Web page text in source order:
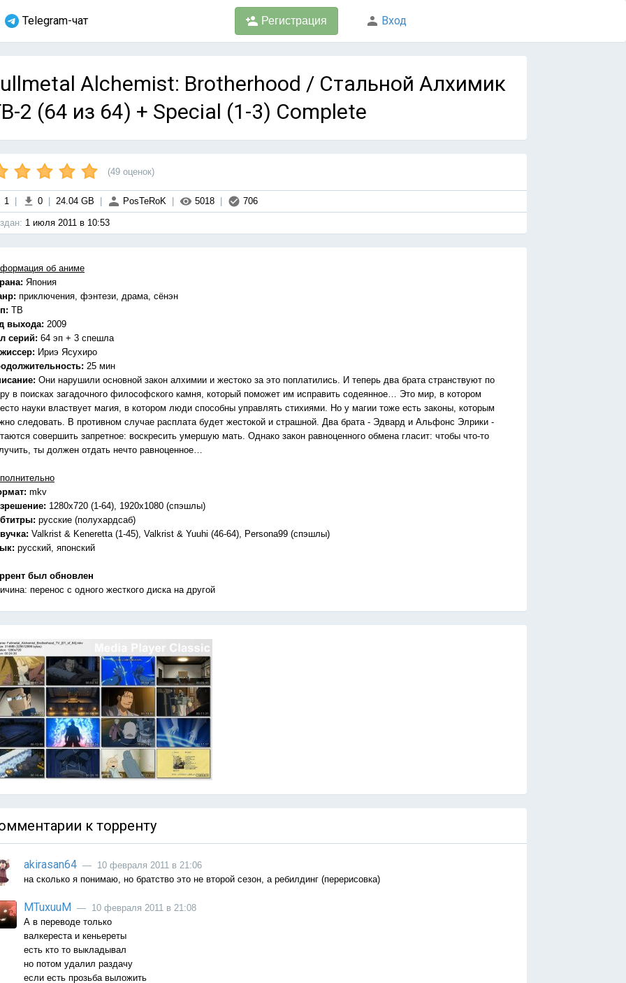
Telegram-чат Регистрация Вход
Alchemist: Brotherhood / Стальной Алхимик
2 (64 из 64) + Special (1-3) Complete
(49 оценок)
1 0 24.04 GB PosTeRoK 5018 706
1 июля 2011 в 10:53
об аниме
Япония
приключения, фэнтези, драма, сёнэн
ТВ
выхода: 2009
серий: 64 эп + 3 спешла
Ириэ Ясухиро
25 мин
Они нарушили основной закон алхимии и жестоко за это поплатились. И теперь два брата странствуют по
в поисках загадочного философского камня, который поможет им исправить содеянное… Это мир, в котором
науки властвует магия, в котором люди способны управлять стихиями. Но у магии тоже есть законы, которым
следовать. В противном случае расплата будет жестокой и страшной. Два брата - Эдвард и Альфонс Элрики -
совершить запретное: воскресить умершую мать. Однако закон равноценного обмена гласит: чтобы что-то
ты должен отдать нечто равноценное…
mkv
1280х720 (1-64), 1920x1080 (спэшлы)
русские (полухардсаб)
Valkrist & Keneretta (1-45), Valkrist & Yuuhi (46-64), Persona99 (спэшлы)
русский, японский
был обновлен
перенос с одного жесткого диска на другой
к торренту
akirasan64 — 10 февраля 2011 в 21:06
на сколько я понимаю, но братство это не второй сезон, а ребилдинг (перерисовка)
MTuxuuM — 10 февраля 2011 в 21:08
А в переводе только
валкереста и кеньереты
есть кто то выкладывал
но потом удалил раздачу
если есть прозьба выложить